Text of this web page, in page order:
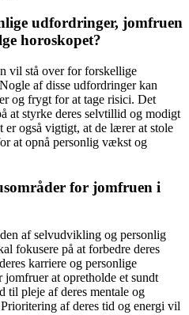
udfordringer, jomfruen
horoskopet?
vil stå over for forskellige
af disse udfordringer kan
og frygt for at tage risici. Det
at styrke deres selvtillid og modigt
er også vigtigt, at de lærer at stole
at opnå personlig vækst og
for jomfruen i
af ​​selvudvikling og personlig
fokusere på at forbedre deres
karriere og personlige
jomfruer at opretholde et sundt
til pleje af deres mentale og
af deres tid og energi vil